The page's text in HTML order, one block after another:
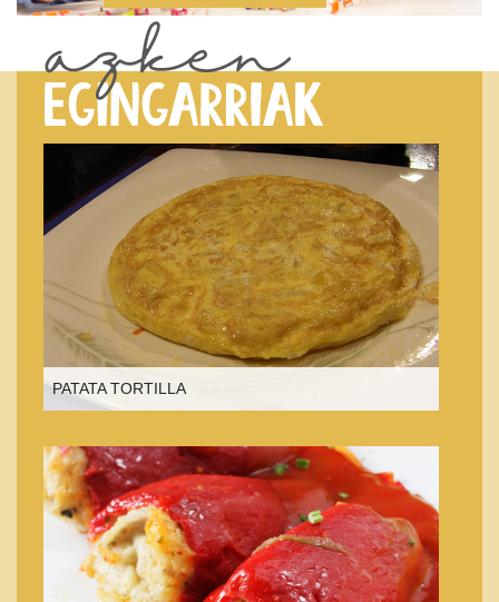
PATATA TORTILLA